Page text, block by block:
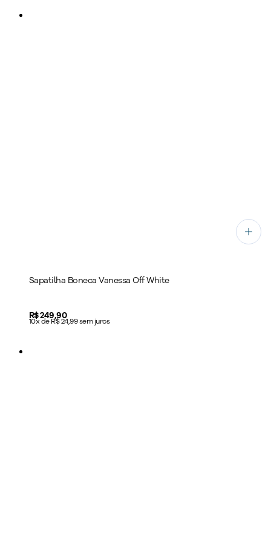
Sapatilha Boneca Vanessa Off White
Price:
R$ 249,90
10x de R$ 24,99 sem juros